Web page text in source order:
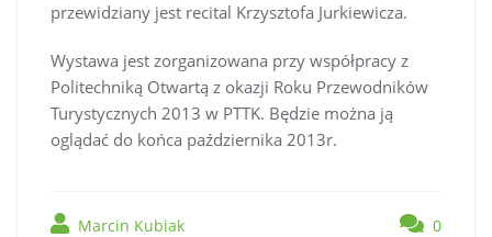
przewidziany jest recital Krzysztofa Jurkiewicza.
Wystawa jest zorganizowana przy współpracy z
Politechniką Otwartą z okazji Roku Przewodników
Turystycznych 2013 w PTTK. Będzie można ją
oglądać do końca października 2013r.
Marcin Kubiak 0